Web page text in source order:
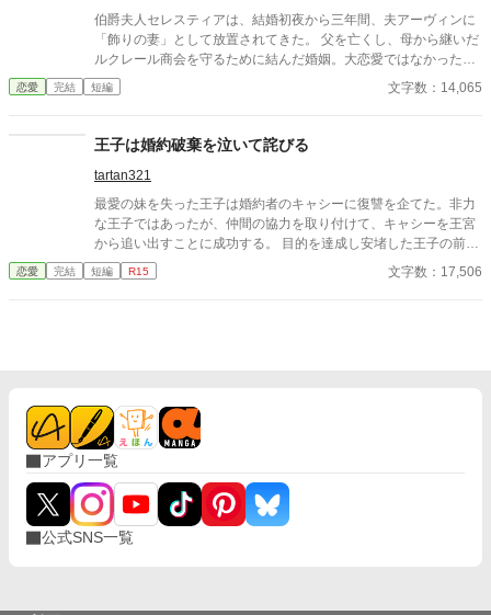
は、どこ？ さっきまで内乱が… 「エレーナ？」 陛下…？ でも若
いわ。 バッと自分の顔を触る。 するとそこにはハリもあってモチ
モチとした、まるで若い頃の私の肌があった。 懐かしい空間と若
い肌…まさか私、昔の時代に戻ったの？！
伯爵夫人セレスティアは、結婚初夜から三年間、夫アーヴィンに
「飾りの妻」として放置されてきた。 父を亡くし、母から継いだ
ルクレール商会を守るために結んだ婚姻。大恋愛ではなかった。
それでもセレスティアは、いつか穏やかな夫婦になれるかもしれ
ないと、ほんの少しだけ期待していた。 しかし半年ぶりに屋敷へ
の息子ノエルを連れていた。 「この子を、オルブライト伯爵家の
跡継ぎにする。君は今まで通り、飾りの妻でいればいい」 そう告
げられたセレスティアは、静かに婚姻契約書を取り出す。 第七
条。 夫が妻の書面同意なく婚外の子を跡継ぎとし、妻の持参財や
商会権利をその子の相続財産に含めようとした場合、妻は即時離
縁、持参財返還、違約金、資産回収を請求できる。 一か月前、王
自分の望みを言葉にした。 愛ではなく、自分の名を取り戻した
恋愛 完結 短編 文字数：14,065
王子は婚約破棄を泣いて詫びる
tartan321
最愛の妹を失った王子は婚約者のキャシーに復讐を企てた。非力
な王子ではあったが、仲間の協力を取り付けて、キャシーを王宮
から追い出すことに成功する。 目的を達成し安堵した王子の前に
突然死んだ妹の霊が現れた。 「お兄さま。キャシー様を3日以内
に連れ戻して！」 存亡をかけた戦いの前に王子はただただ無力だ
恋愛 完結 短編 R15 文字数：17,506
アプリ一覧
公式SNS一覧